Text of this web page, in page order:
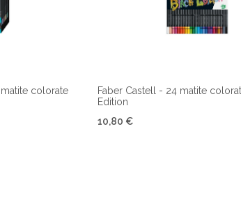
colorate
Faber Castell - 24 matite
Edition
10,80 €